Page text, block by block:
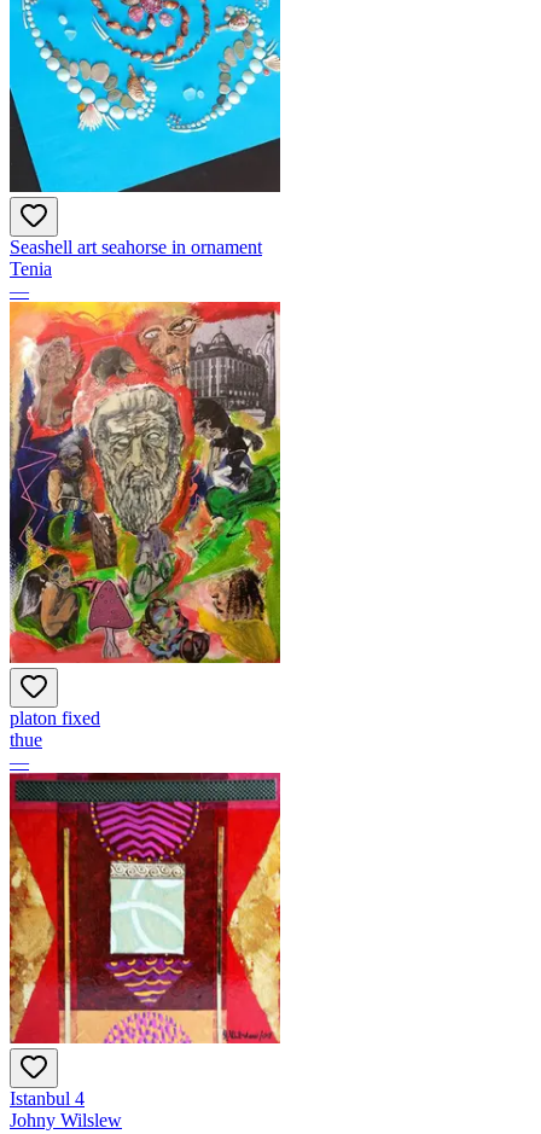
Seashell art seahorse in ornament
Tenia
—
platon fixed
thue
—
Istanbul 4
Johny Wilslew